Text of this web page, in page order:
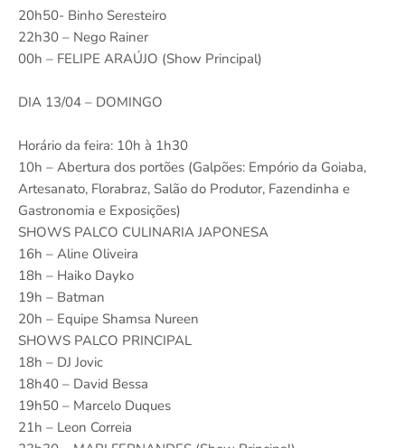
20h50- Binho Seresteiro
22h30 – Nego Rainer
00h – FELIPE ARAÚJO (Show Principal)
DIA 13/04 – DOMINGO
Horário da feira: 10h à 1h30
10h – Abertura dos portões (Galpões: Empório da Goiaba,
Artesanato, Florabraz, Salão do Produtor, Fazendinha e
Gastronomia e Exposições)
SHOWS PALCO CULINARIA JAPONESA
16h – Aline Oliveira
18h – Haiko Dayko
19h – Batman
20h – Equipe Shamsa Nureen
SHOWS PALCO PRINCIPAL
18h – DJ Jovic
18h40 – David Bessa
19h50 – Marcelo Duques
21h – Leon Correia